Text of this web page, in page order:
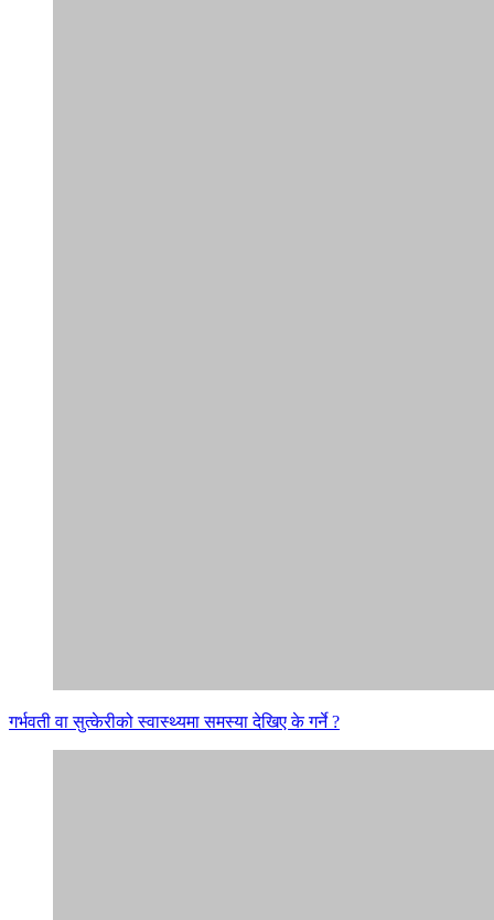
गर्भवती वा सुत्केरीको स्वास्थ्यमा समस्या देखिए के गर्ने ?